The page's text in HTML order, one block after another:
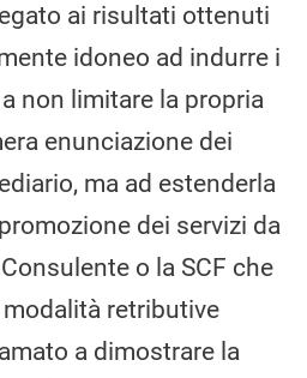
ai risultati ottenuti
idoneo ad indurre i
non limitare la propria
enunciazione dei
ma ad estenderla
dei servizi da
o la SCF che
retributive
a dimostrare la